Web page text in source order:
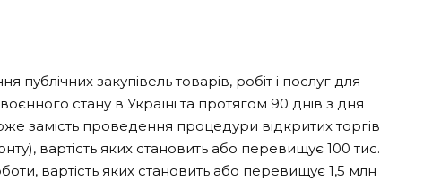
закупівель товарів, робіт і послуг для
стану в Україні та протягом 90 днів з дня
замість проведення процедури відкритих торгів
вартість яких становить або перевищує 100 тис.
вартість яких становить або перевищує 1,5 млн